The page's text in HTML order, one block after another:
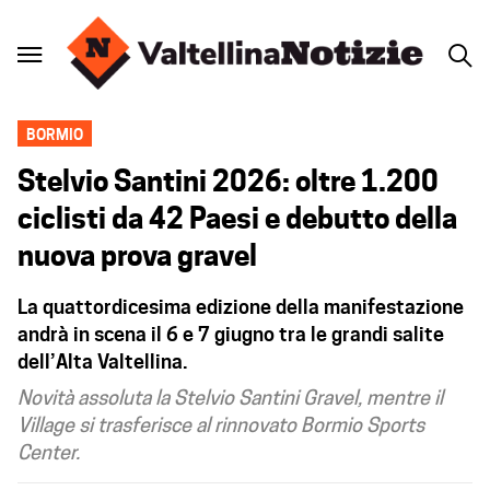
BORMIO
Stelvio Santini 2026: oltre 1.200
ciclisti da 42 Paesi e debutto della
nuova prova gravel
La quattordicesima edizione della manifestazione
andrà in scena il 6 e 7 giugno tra le grandi salite
dell’Alta Valtellina.
Novità assoluta la Stelvio Santini Gravel, mentre il
Village si trasferisce al rinnovato Bormio Sports
Center.